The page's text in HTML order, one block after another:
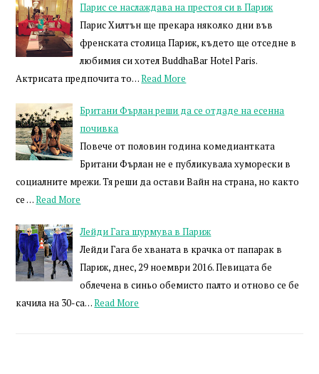
Парис се наслаждава на престоя си в Париж
Парис Хилтън ще прекара няколко дни във
френската столица Париж, където ще отседне в
любимия си хотел BuddhaBar Hotel Paris.
Актрисата предпочита то…Read More
Британи Фърлан реши да се отдаде на есенна
почивка
Повече от половин година комедиантката
Британи Фърлан не е публикувала хуморески в
социалните мрежи. Тя реши да остави Вайн на страна, но както
се …Read More
Лейди Гага щурмува в Париж
Лейди Гага бе хваната в крачка от папарак в
Париж, днес, 29 ноември 2016. Певицата бе
облечена в синьо обемисто палто и отново се бе
качила на 30-са…Read More